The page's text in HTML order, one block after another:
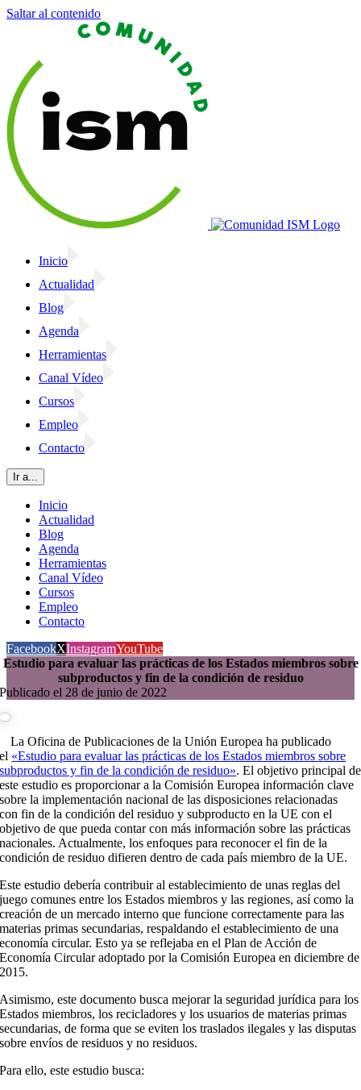
Saltar al contenido
Inicio
Actualidad
Blog
Agenda
Herramientas
Canal Vídeo
Cursos
Empleo
Contacto
Ir a...
Inicio
Actualidad
Blog
Agenda
Herramientas
Canal Vídeo
Cursos
Empleo
Contacto
FacebookXInstagramYouTube
Estudio para evaluar las prácticas de los Estados miembros sobre
subproductos y fin de la condición de residuo
Publicado el 28 de junio de 2022
La Oficina de Publicaciones de la Unión Europea ha publicado
el «Estudio para evaluar las prácticas de los Estados miembros sobre
subproductos y fin de la condición de residuo». El objetivo principal de
este estudio es proporcionar a la Comisión Europea información clave
sobre la implementación nacional de las disposiciones relacionadas
con fin de la condición del residuo y subproducto en la UE con el
objetivo de que pueda contar con más información sobre las prácticas
nacionales. Actualmente, los enfoques para reconocer el fin de la
condición de residuo difieren dentro de cada país miembro de la UE.
Este estudio debería contribuir al establecimiento de unas reglas del
juego comunes entre los Estados miembros y las regiones, así como la
creación de un mercado interno que funcione correctamente para las
materias primas secundarias, respaldando el establecimiento de una
economía circular. Esto ya se reflejaba en el Plan de Acción de
Economía Circular adoptado por la Comisión Europea en diciembre de
2015.
Asimismo, este documento busca mejorar la seguridad jurídica para los
Estados miembros, los recicladores y los usuarios de materias primas
secundarias, de forma que se eviten los traslados ilegales y las disputas
sobre envíos de residuos y no residuos.
Para ello, este estudio busca: